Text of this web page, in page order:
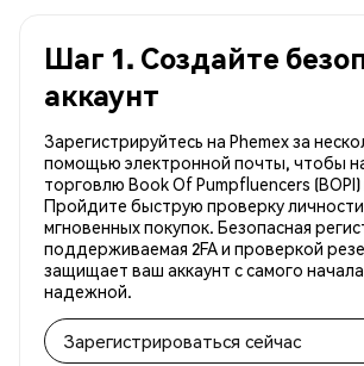
Шаг 1. Создайте
аккаунт
Зарегистрируйтесь на Phemex за
помощью электронной почты, чтобы
торговлю Book Of Pumpfluencers
Пройдите быструю проверку
мгновенных покупок. Безопасная
поддерживаемая 2FA и проверкой
защищает ваш аккаунт с самого
надежной.
Зарегистрироваться сейчас